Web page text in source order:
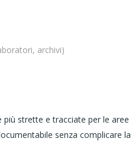
archivi)
più strette e tracciate per le aree
senza complicare la